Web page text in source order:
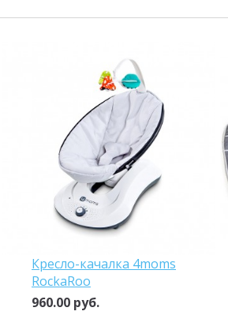
Кресло-качалка 4moms
RockaRoo
960.00 руб.